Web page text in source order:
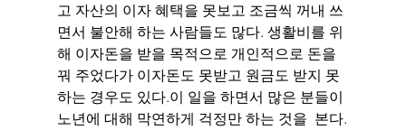
고 자산의 이자 혜택을 못보고 조금씩 꺼내 쓰
면서 불안해 하는 사람들도 많다. 생활비를 위
해 이자돈을 받을 목적으로 개인적으로 돈을
꿔 주었다가 이자돈도 못받고 원금도 받지 못
하는 경우도 있다.이 일을 하면서 많은 분들이
노년에 대해 막연하게 걱정만 하는 것을  본다.